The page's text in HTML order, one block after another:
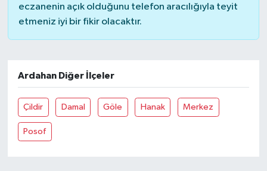
eczanenin açık olduğunu telefon aracılığıyla teyit
etmeniz iyi bir fikir olacaktır.
Ardahan Diğer İlçeler
Çildir Damal Göle Hanak Merkez
Posof